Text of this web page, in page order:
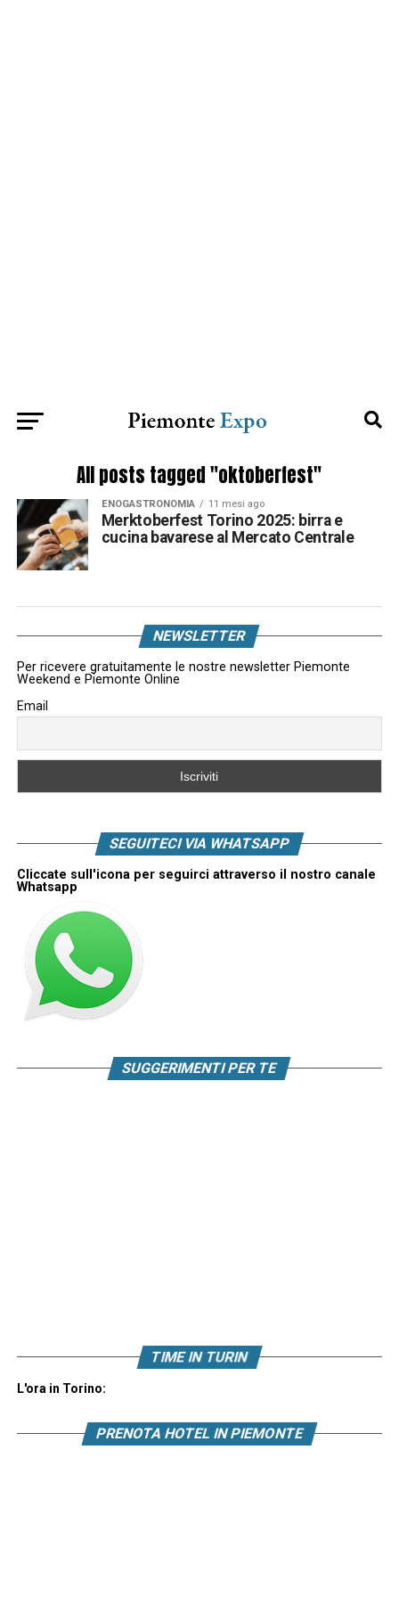
All posts tagged "oktoberfest"
ENOGASTRONOMIA 11 mesi ago
Merktoberfest Torino 2025: birra e
cucina bavarese al Mercato Centrale
NEWSLETTER
Per ricevere gratuitamente le nostre newsletter Piemonte
Weekend e Piemonte Online
Email
SEGUITECI VIA WHATSAPP
Cliccate sull'icona per seguirci attraverso il nostro canale
Whatsapp
SUGGERIMENTI PER TE
TIME IN TURIN
L'ora in Torino:
PRENOTA HOTEL IN PIEMONTE